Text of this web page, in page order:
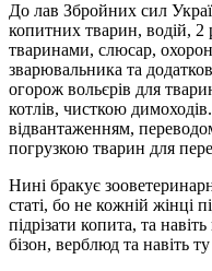
До лав Збройних сил
копитних тварин, водій,
тваринами, слюсар,
зварювальника та
огорож вольєрів для
котлів, чисткою
відвантаженням,
погрузкою тварин для
Нині бракує
статі, бо не кожній жінці
підрізати копита, та
бізон, верблюд та навіть